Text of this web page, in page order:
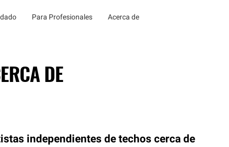
Para Profesionales Acerca de
DE
independientes de techos cerca de